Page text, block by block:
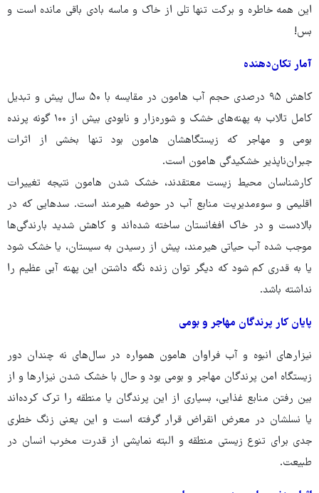
این همه خاطره و برکت تنها تلی از خاک و ماسه بادی باقی مانده است و
بس!
آمار تکان‌دهنده
کاهش ۹۵ درصدی حجم آب‌ هامون در مقایسه با ۵۰ سال پیش و تبدیل
کامل تالاب به پهنه‌های خشک و شوره‌زار و نابودی بیش از ۱۰۰ گونه پرنده
بومی و مهاجر که زیستگاهشان ‌هامون بود تنها بخشی از اثرات
جبران‌ناپذیر خشکیدگی ‌هامون است.
کارشناسان محیط‌ زیست معتقدند، خشک شدن‌ هامون نتیجه تغییرات
اقلیمی و سوءمدیریت منابع آب در حوضه هیرمند است. سدهایی که در
بالادست و در خاک افغانستان ساخته شده‌اند و کاهش شدید بارندگی‌ها
موجب شده آب حیاتی هیرمند، پیش از رسیدن به سیستان، یا خشک شود
یا به قدری کم شود که دیگر توان زنده نگه داشتن این پهنه آبی عظیم را
نداشته باشد.
پایان کار پرندگان مهاجر و بومی
نیزارهای انبوه و آب فراوان‌ هامون همواره در سال‌های نه چندان دور
زیستگاه امن پرندگان مهاجر و بومی بود و حال با خشک شدن نیزارها و از
بین رفتن منابع غذایی، بسیاری از این پرندگان یا منطقه را ترک کرده‌اند
یا نسلشان در معرض انقراض قرار گرفته است و این یعنی زنگ خطری
جدی برای تنوع زیستی منطقه و البته نمایشی از قدرت مخرب انسان در
طبیعت.